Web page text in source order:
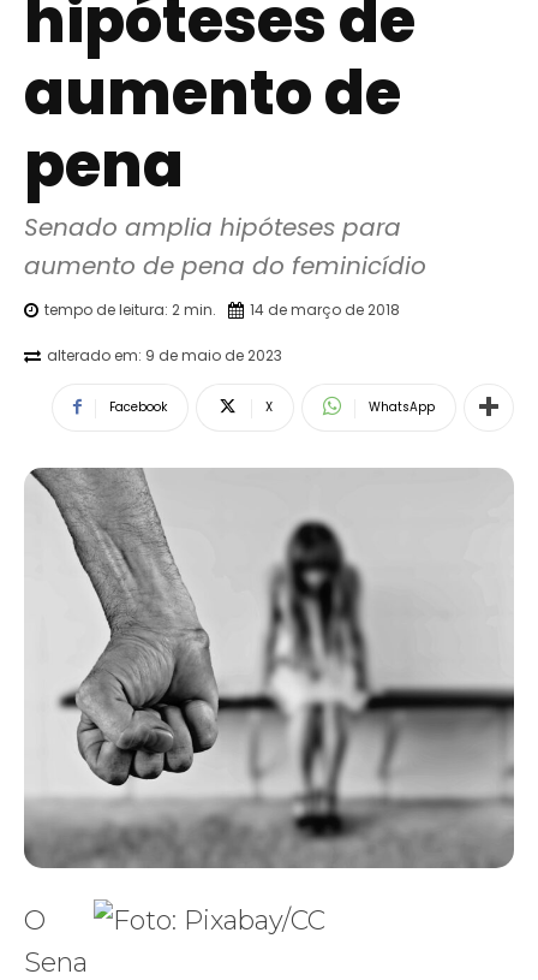
hipóteses de
aumento de
pena
Senado amplia hipóteses para
aumento de pena do feminicídio
tempo de leitura: 2min. 14 de março de 2018
alterado em: 9 de maio de 2023
Facebook X WhatsApp
O
Sena